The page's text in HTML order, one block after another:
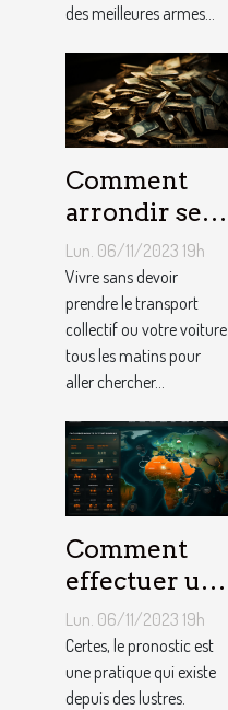
des meilleures armes...
Comment
arrondir ses
fins du mois
avec
l’internet ?
Lun. 06/11/2023 19h
Vivre sans devoir
prendre le transport
collectif ou votre voiture
tous les matins pour
aller chercher...
Comment
effectuer un
pronostic en
ligne ?
Lun. 06/11/2023 19h
Certes, le pronostic est
une pratique qui existe
depuis des lustres.